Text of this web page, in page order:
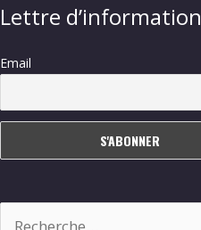
Lettre d’information
Email